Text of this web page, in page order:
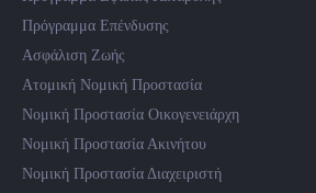
Πρόγραμμα Επένδυσης
Ασφάλιση Ζωής
Ατομική Νομική Προστασία
Νομική Προστασία Οικογενειάρχη
Νομική Προστασία Ακινήτου
Νομική Προστασία Διαχειριστή